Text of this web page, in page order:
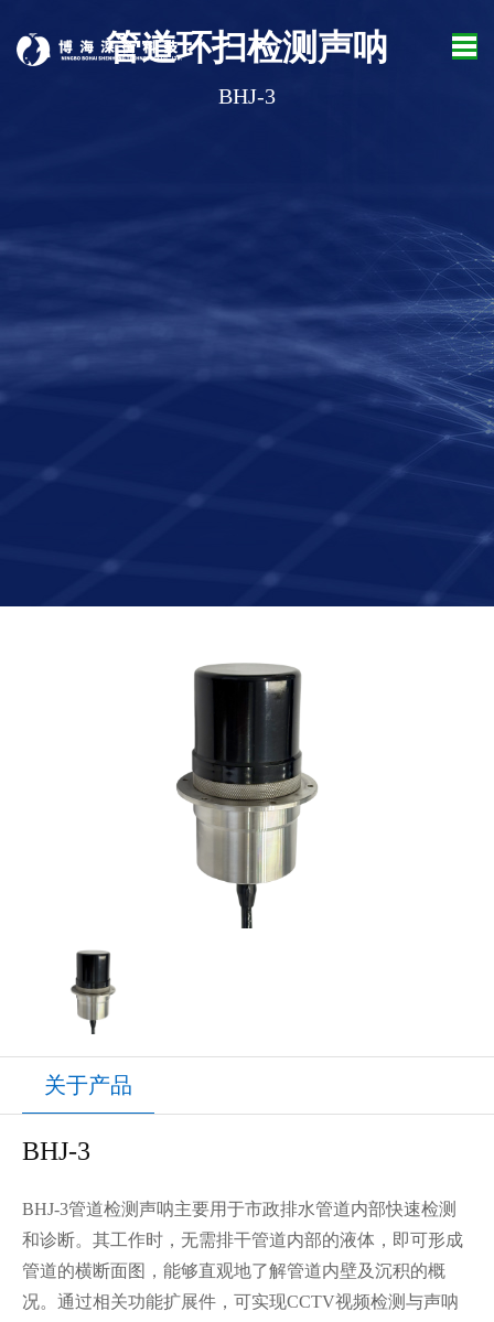
管道环扫检测声呐
BHJ-3
关于产品
BHJ-3
BHJ-3管道检测声呐主要用于市政排水管道内部快速检测
和诊断。其工作时，无需排干管道内部的液体，即可形成
管道的横断面图，能够直观地了解管道内壁及沉积的概
况。通过相关功能扩展件，可实现CCTV视频检测与声呐